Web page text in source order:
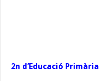
2n d’Educació Primària